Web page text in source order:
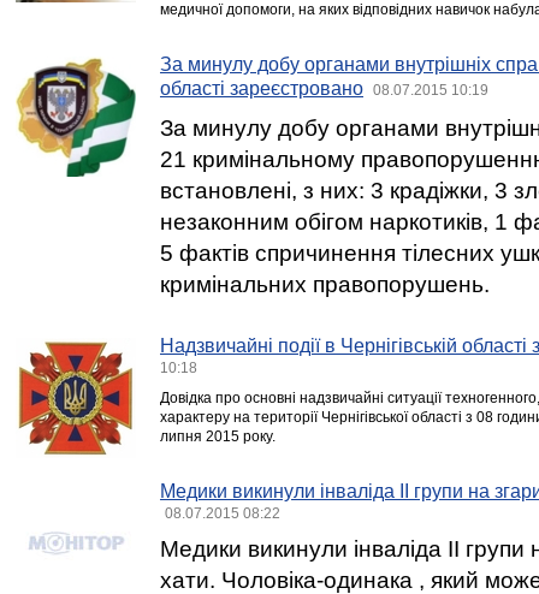
медичної допомоги, на яких відповідних навичок
За минулу добу органами внутрішніх
області зареєстровано
08.07.2015 10:19
За минулу добу органами
21 кримінальному
встановлені, з них: 3 крадіжки, 3
незаконним обігом наркотиків, 1
5 фактів спричинення тілесних
кримінальних правопорушень.
Надзвичайні події в Чернігівській
10:18
Довідка про основні надзвичайні ситуації
характеру на території Чернігівської області з 08
липня 2015 року.
Медики викинули інваліда ІІ групи на
08.07.2015 08:22
Медики викинули інваліда ІІ
хати. Чоловіка-одинака , який